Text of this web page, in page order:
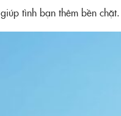
tình bạn thêm bền chặt.